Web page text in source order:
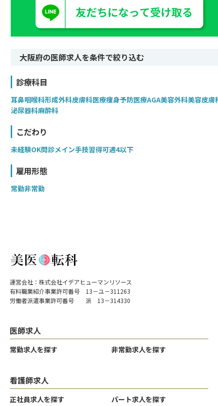
大阪府の医師求人を条件で絞り込む
診療科目
耳鼻咽喉科形成外科皮膚科医療痩身予防医療AGA美容外科美容皮膚
泌尿器科麻酔科
こだわり
未経験OK問診メイン手技習得可週4以下
雇用形態
常勤非常勤
運営会社：株式会社イデアヒューマンリソース
有料職業紹介事業許可番号 13－ユ－311263
労働者派遣事業許可番号 派 13－314330
医師求人
常勤求人を探す 非常勤求人を探す
看護師求人
正社員求人を探す パート求人を探す